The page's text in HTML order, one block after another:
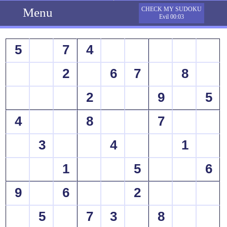
Menu
CHECK MY SUDOKU
Evil 00:03
5 7
4
2
6 7
8
2
9
5
4
8
7
3
4
1
1
5
6
9
6
2
5
7 3
8